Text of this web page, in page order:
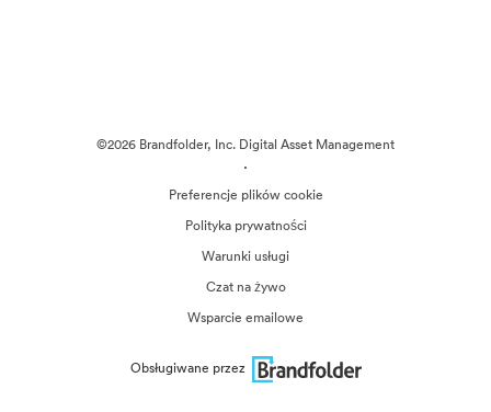
©2026 Brandfolder, Inc. Digital Asset Management
·
Preferencje plików cookie
Polityka prywatności
Warunki usługi
Czat na żywo
Wsparcie emailowe
Obsługiwane przez